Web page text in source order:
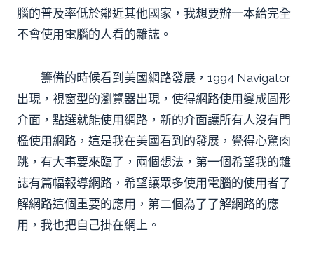
腦的普及率低於鄰近其他國家，我想要辦一本給完全
不會使用電腦的人看的雜誌。
籌備的時候看到美國網路發展，1994 Navigator
出現，視窗型的瀏覽器出現，使得網路使用變成圖形
介面，點選就能使用網路，新的介面讓所有人沒有門
檻使用網路，這是我在美國看到的發展，覺得心驚肉
跳，有大事要來臨了，兩個想法，第一個希望我的雜
誌有篇幅報導網路，希望讓眾多使用電腦的使用者了
解網路這個重要的應用，第二個為了了解網路的應
用，我也把自己掛在網上。